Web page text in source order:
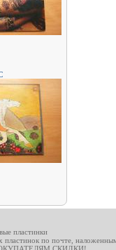
пластинки
пластинок по почте,